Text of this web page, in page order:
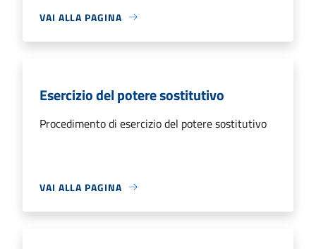
VAI ALLA PAGINA
Esercizio del potere sostitutivo
Procedimento di esercizio del potere sostitutivo
VAI ALLA PAGINA